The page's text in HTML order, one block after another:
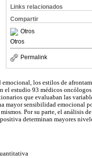
Links relacionados
Compartir
Otros
Otros
Permalink
los estilos de
el estudio 93 médicos
que evaluaban las
mayor sensibilidad emocional
Por su parte, el análisis
determinan mayores